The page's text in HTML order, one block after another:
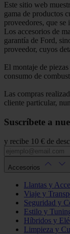
Este sitio web
gama de productos
proveedores, que
Los accesorios de
garantía de Ford,
proveedor, cuyos
El montaje de
consumo de
Las compras
cliente particular,
Suscríbete a
y recibe 10 € de
Accesorios
Llantas y
Viaje y
Seguridad y
Estilo y
Híbridos y
Limpieza y